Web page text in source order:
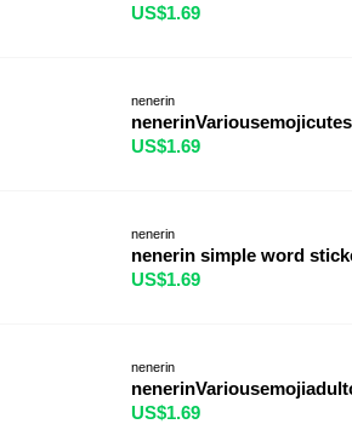
US$1.69
nenerin
US$1.69
nenerin
nenerin simple word
US$1.69
nenerin
US$1.69